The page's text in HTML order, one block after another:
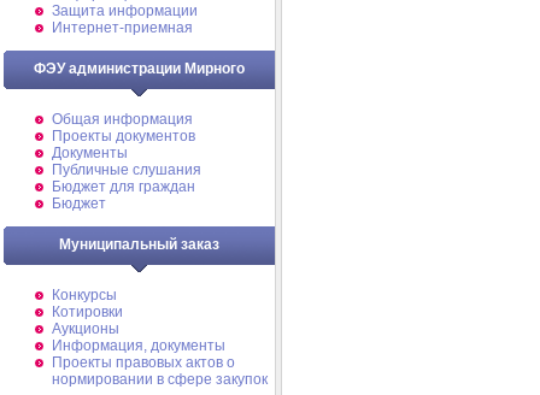
Защита информации
Интернет-приемная
ФЭУ администрации Мирного
Общая информация
Проекты документов
Документы
Публичные слушания
Бюджет для граждан
Бюджет
Муниципальный заказ
Конкурсы
Котировки
Аукционы
Информация, документы
Проекты правовых актов о
нормировании в сфере закупок